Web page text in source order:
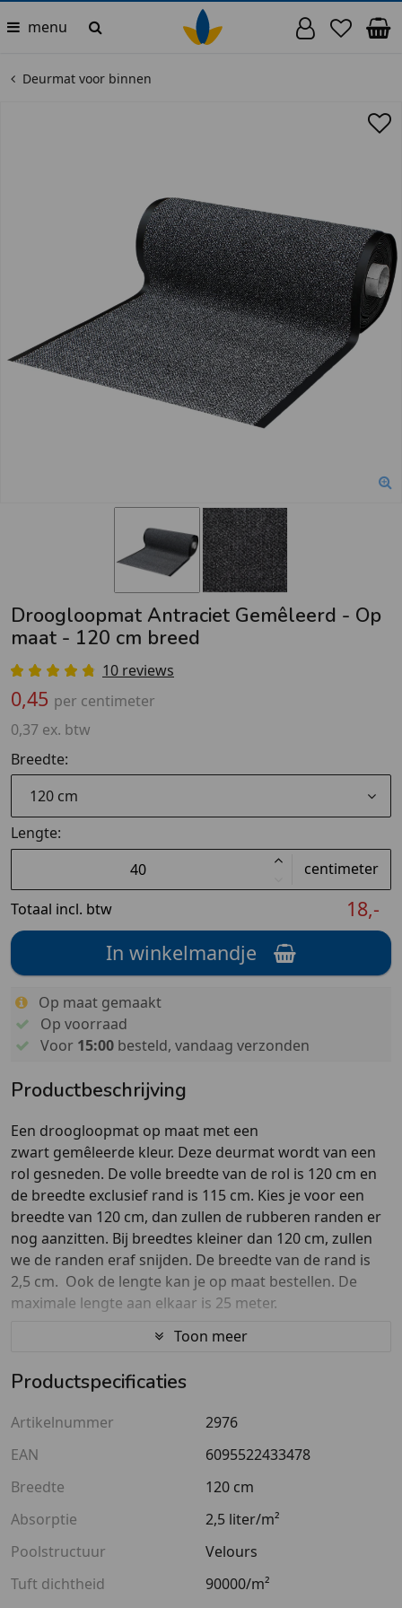
menu
Deurmat voor binnen
Droogloopmat Antraciet Gemêleerd - Op
maat - 120 cm breed
10 reviews
0,45 per centimeter
0,37 ex. btw
Breedte:
120 cm
Lengte:
centimeter
Totaal incl. btw
18,-
In winkelmandje
Op maat gemaakt
Op voorraad
Voor 15:00besteld, vandaag verzonden
Productbeschrijving
Een droogloopmat op maat met een
zwart gemêleerde kleur. Deze deurmat wordt van een
rol gesneden. De volle breedte van de rol is 120 cm en
de breedte exclusief rand is 115 cm. Kies je voor een
breedte van 120 cm, dan zullen de rubberen randen er
nog aanzitten. Bij breedtes kleiner dan 120 cm, zullen
we de randen eraf snijden. De breedte van de rand is
2,5 cm. Ook de lengte kan je op maat bestellen. De
maximale lengte aan elkaar is 25 meter.
Deze droogloopmat heeft een hoge kwaliteit en rafelt
en bijzonder geschikt voor de ingang van bedrijven,
Wat maakt deze zwarte deurmat op maat speciaal?
Hoge kwaliteit droogloopmat
Op maat te verkijgen
Mooie zwart/gemêleerde gemengde kleur
Wasbaar
Toon meer
Productspecificaties
Artikelnummer
2976
EAN
6095522433478
Breedte
120 cm
Absorptie
2,5 liter/m²
Poolstructuur
Velours
Tuft dichtheid
90000/m²